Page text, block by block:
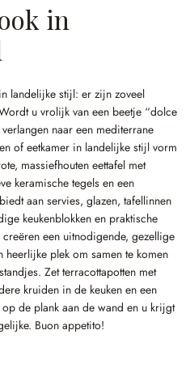
in
landelijke stijl: er zijn zoveel
u vrolijk van een beetje “dolce
naar een mediterrane
of eetkamer in landelijke stijl vorm
massiefhouten eettafel met
keramische tegels en een
aan servies, glazen, tafellinnen
keukenblokken en praktische
een uitnodigende, gezellige
heerlijke plek om samen te komen
Zet terracottapotten met
kruiden in de keuken en een
de plank aan de wand en u krijgt
Buon appetito!